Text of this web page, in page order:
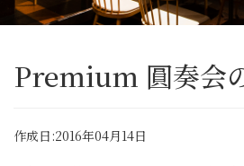
Premium 圓奏会
作成日:2016年04月14日